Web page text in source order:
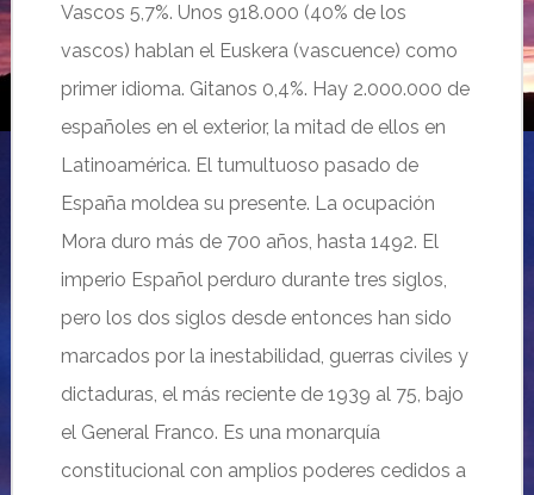
Vascos 5,7%. Unos 918.000 (40% de los
vascos) hablan el Euskera (vascuence) como
primer idioma. Gitanos 0,4%. Hay 2.000.000 de
españoles en el exterior, la mitad de ellos en
Latinoamérica. El tumultuoso pasado de
España moldea su presente. La ocupación
Mora duro más de 700 años, hasta 1492. El
imperio Español perduro durante tres siglos,
pero los dos siglos desde entonces han sido
marcados por la inestabilidad, guerras civiles y
dictaduras, el más reciente de 1939 al 75, bajo
el General Franco. Es una monarquía
constitucional con amplios poderes cedidos a